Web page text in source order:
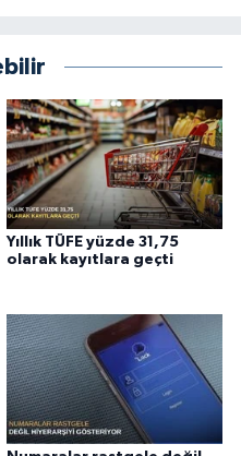
Yıllık TÜFE yüzde 31,75
olarak kayıtlara geçti